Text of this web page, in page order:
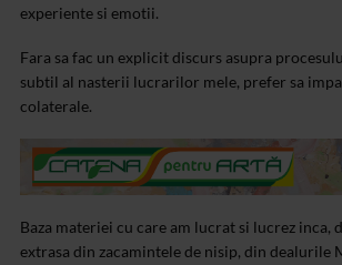
experiente si emotii.
Fara sa fac un explicit discurs asupra
subtil al nasterii lucrarilor mele, prefer sa
colaterale.
Baza materiei cu care am lucrat si lucrez inca,
extrasa din zacamintele de nisip, din dealurile